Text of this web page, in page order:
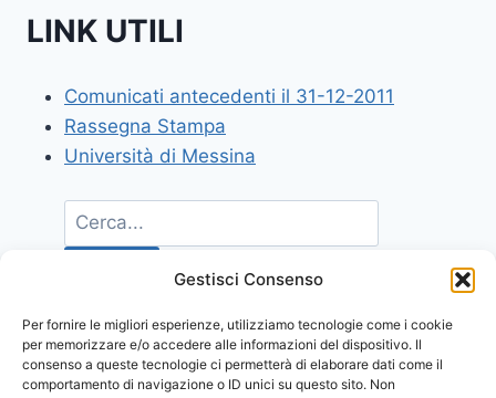
Gestisci Consenso
Per fornire le migliori esperienze, utilizziamo tecnologie come i cookie
per memorizzare e/o accedere alle informazioni del dispositivo. Il
consenso a queste tecnologie ci permetterà di elaborare dati come il
comportamento di navigazione o ID unici su questo sito. Non
LINK UTILI
Comunicati antecedenti il 31-12-2011
Rassegna Stampa
Università di Messina